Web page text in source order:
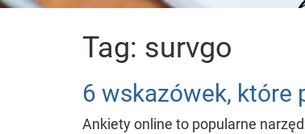
Tag: survgo
6 wskazówek, które
Ankiety online to popularne